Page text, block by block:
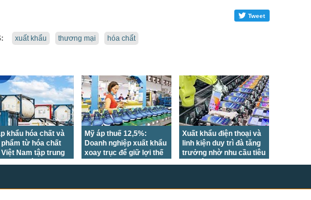
Tweet
xuất khẩu thương mại hóa chất
khẩu hóa chất và
từ hóa chất
Nam tập trung
Mỹ áp thuế 12,5%:
Doanh nghiệp xuất khẩu
xoay trục để giữ lợi thế
Xuất khẩu điện thoại và
linh kiện duy trì đà tăng
trưởng nhờ nhu cầu tiêu